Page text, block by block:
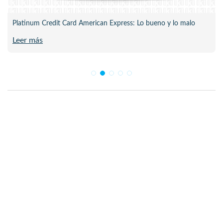
Platinum Credit Card American Express: Lo bueno y lo malo
Leer más